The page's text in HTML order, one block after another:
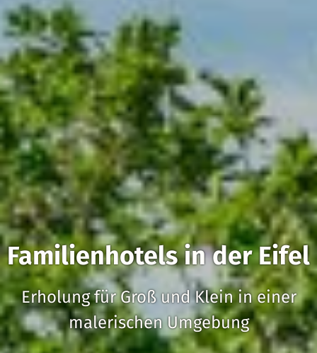
Familienhotels in der Eifel
Erholung für Groß und Klein in einer
malerischen Umgebung